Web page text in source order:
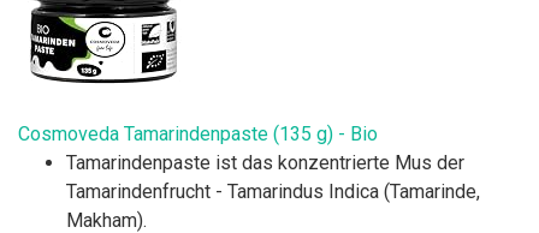
Cosmoveda Tamarindenpaste (135 g) - Bio
Tamarindenpaste ist das konzentrierte Mus der
Tamarindenfrucht - Tamarindus Indica (Tamarinde,
Makham).